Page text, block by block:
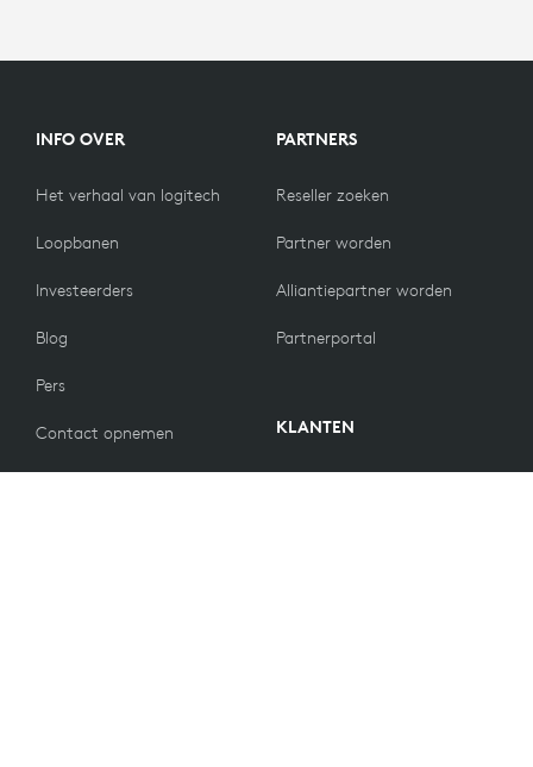
INFO OVER
Het verhaal van logitech
Loopbanen
Investeerders
Blog
Pers
Contact opnemen
PARTNERS
Reseller zoeken
Partner worden
Alliantiepartner worden
Partnerportal
KLANTEN